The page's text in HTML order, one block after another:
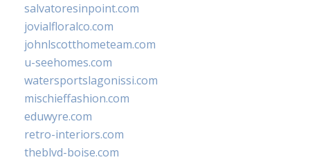
salvatoresinpoint.com
jovialfloralco.com
johnlscotthometeam.com
u-seehomes.com
watersportslagonissi.com
mischieffashion.com
eduwyre.com
retro-interiors.com
theblvd-boise.com